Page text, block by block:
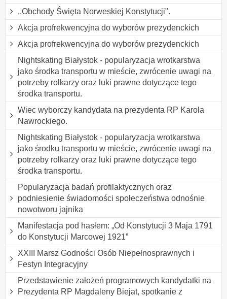
,,Obchody Święta Norweskiej Konstytucji".
Akcja profrekwencyjna do wyborów prezydenckich
Akcja profrekwencyjna do wyborów prezydenckich
Nightskating Białystok - popularyzacja wrotkarstwa
jako środka transportu w mieście, zwrócenie uwagi na
potrzeby rolkarzy oraz luki prawne dotyczące tego
środka transportu.
Wiec wyborczy kandydata na prezydenta RP Karola
Nawrockiego.
Nightskating Białystok - popularyzacja wrotkarstwa
jako środku transportu w mieście, zwrócenie uwagi na
potrzeby rolkarzy oraz luki prawne dotyczące tego
środka transportu.
Popularyzacja badań profilaktycznych oraz
podniesienie świadomości społeczeństwa odnośnie
nowotworu jajnika
Manifestacja pod hasłem: „Od Konstytucji 3 Maja 1791
do Konstytucji Marcowej 1921”
XXIII Marsz Godności Osób Niepełnosprawnych i
Festyn Integracyjny
Przedstawienie założeń programowych kandydatki na
Prezydenta RP Magdaleny Biejat, spotkanie z